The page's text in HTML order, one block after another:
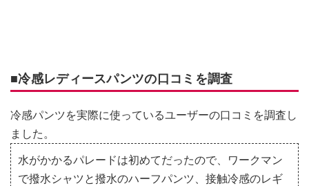
■冷感レディースパンツの口コミを調査
冷感パンツを実際に使っているユーザーの口コミを調査し
ました。
水がかかるパレードは初めてだったので、ワークマン
で撥水シャツと撥水のハーフパンツ、接触冷感のレギ